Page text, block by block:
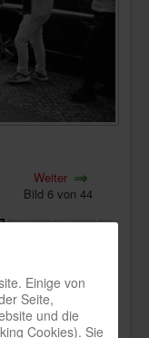
Weiter
Bild 6 von 44
Einige von
Seite,
und die
Cookies). Sie